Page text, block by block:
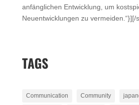
anfänglichen Entwicklung, um
Neuentwicklungen zu vermeiden.“}][/
TAGS
Communication Community